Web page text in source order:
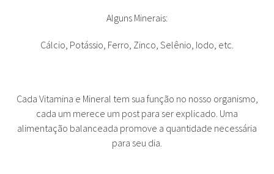
Alguns Minerais:
Cálcio, Potássio, Ferro, Zinco, Selênio, Iodo, etc.
Cada Vitamina e Mineral tem sua função no nosso organismo,
cada um merece um post para ser explicado. Uma
alimentação balanceada promove a quantidade necessária
para seu dia.